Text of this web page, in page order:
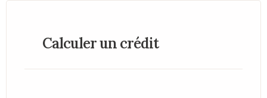
Calculer un crédit